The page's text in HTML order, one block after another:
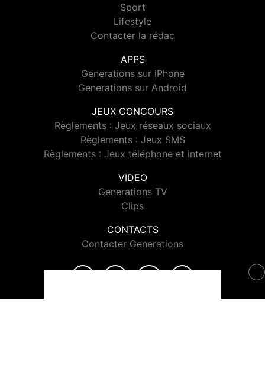
Sport
Lifestyle
Contacter la rédac
APPS
Generations sur iPhone
Generations sur Android
JEUX CONCOURS
Règlements : Jeux réseaux sociaux
Règlements : Jeux SMS
Règlements : Jeux téléphone et internet
VIDEO
Generations TV
Clips
CONTACTS
Contacter Generations